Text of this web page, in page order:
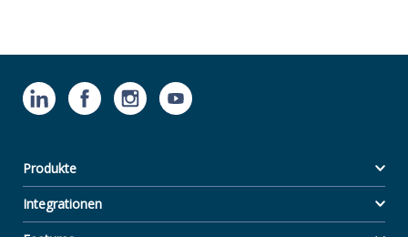
Produkte
Integrationen